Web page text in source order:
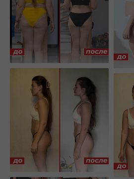
ТВОЙТРЕНЕР
Павловская
работаю
с женским
телом